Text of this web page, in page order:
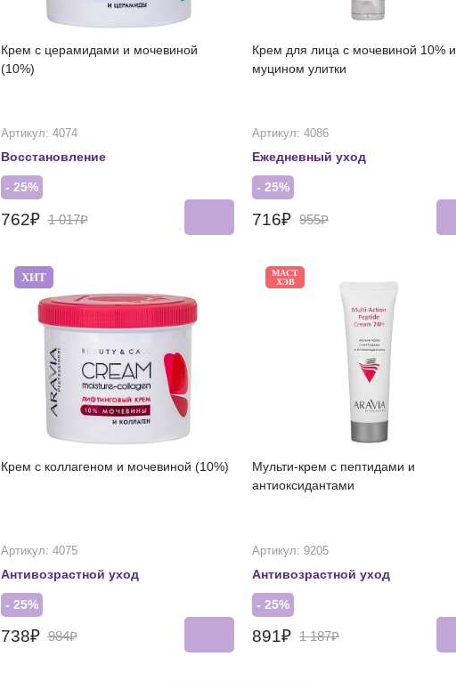
Крем с церамидами и мочевиной
(10%)
Артикул: 4074
Восстановление
- 25%
762₽ 1 017₽
Крем для лица с мочевиной 10% и
муцином улитки
Артикул: 4086
Ежедневный уход
- 25%
716₽ 955₽
ХИТ
Крем с коллагеном и мочевиной (10%)
Артикул: 4075
Антивозрастной уход
- 25%
738₽ 984₽
МАСТ
ХЭВ
Мульти-крем с пептидами и
антиоксидантами
Артикул: 9205
Антивозрастной уход
- 25%
891₽ 1 187₽